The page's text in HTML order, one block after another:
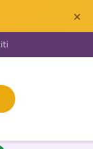
×